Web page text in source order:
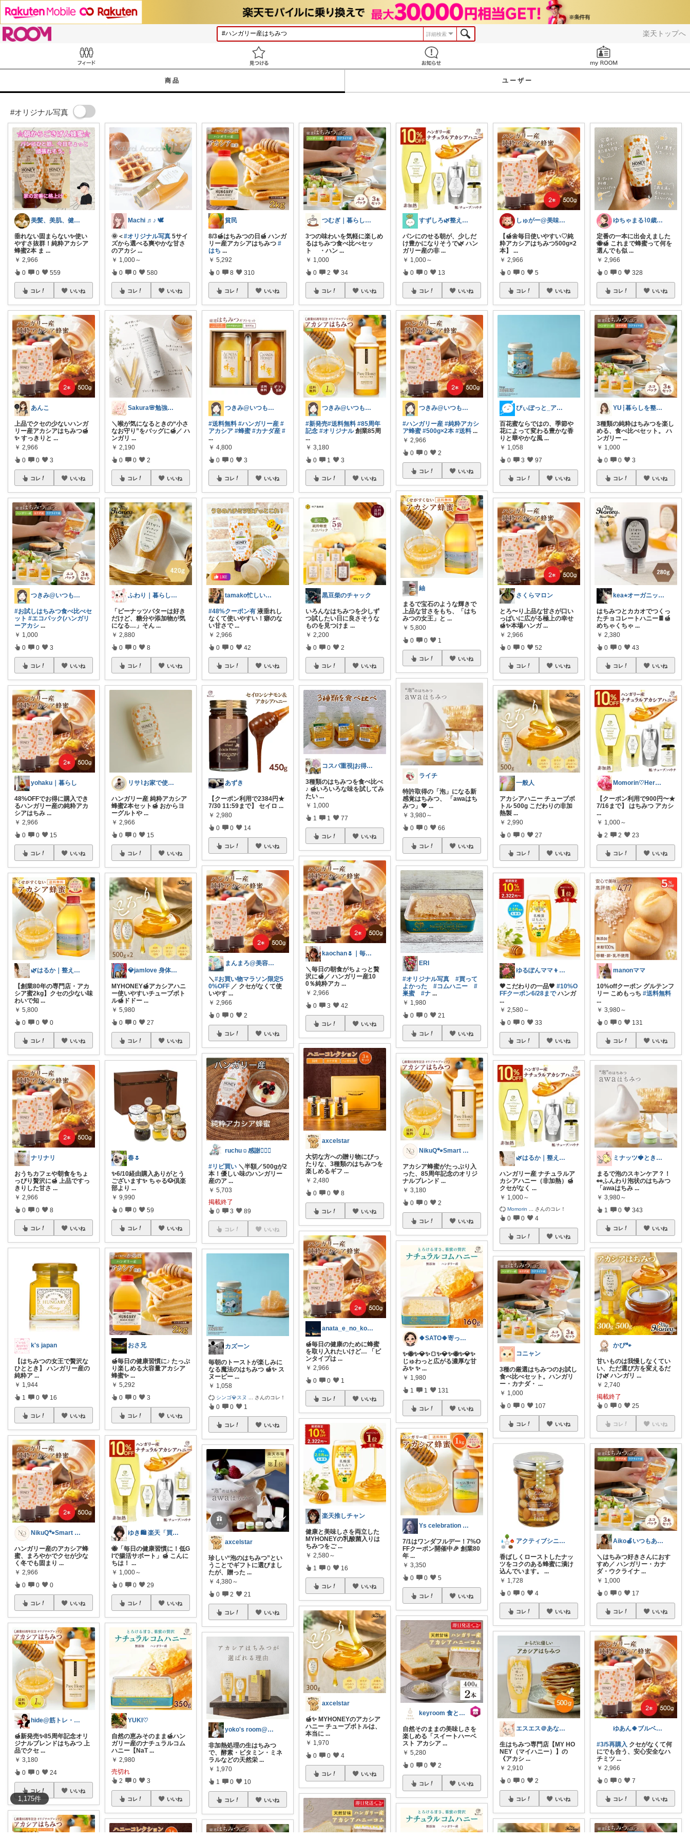
楽天トップへ
詳細検索
商品 ユーザー
#オリジナル写真
1,175件
美髪、美肌、健康商品お勧めROOM
垂れない固まらない✨使い
やすさ抜群！純粋アカシア
蜂蜜2本 ま ...
￥ 2,966
0 0 559
コレ いいね
あんこ
上品でクセの少ないハンガ
リー産アカシアはちみつ🍯
✨ すっきりと ...
￥ 2,966
0 0 3
コレ いいね
つきみ@いつもありがとうございます🙏
#お試しはちみつ食べ比べセ
ット #エコパック(ハンガリ
ーアカシ ...
￥ 1,000
0 0 3
コレ いいね
yohaku｜暮らし
48%OFFでお得に購入でき
るハンガリー産の純粋アカ
シアはちみ ...
￥ 2,966
0 0 15
コレ いいね
🌿はるか｜整える×健康習慣×予防
【創業80年の専門店・アカ
シア蜜2kg】クセの少ない味
わいで知 ...
￥ 5,800
0 0 0
コレ いいね
ナリナリ
おうちカフェや朝食をちょ
っぴり贅沢に🍯 上品ですっ
きりした甘さ ...
￥ 2,966
0 0 8
コレ いいね
k's japan
【はちみつの女王で贅沢な
ひととき】 ハンガリー産の
純粋ア ...
￥ 1,944
1 0 16
コレ いいね
NikuQ🐾Smart Choice
ハンガリー産のアカシア蜂
蜜、まろやかでクセが少な
く冬でも固まり ...
￥ 2,966
0 0 0
コレ いいね
hide@筋トレ・健康・ダイエット
🍯新発売✨85周年記念オリ
ジナルブレンドはちみつ 上
品でクセ ...
￥ 3,180
0 0 24
コレ いいね
Machi ♬♪ 🕊
🌞＜#オリジナル写真 5サイ
ズから選べる爽やかな甘さ
のアカシ ...
￥ 1,000～
0 0 580
コレ いいね
Sakura🌸勉強と暮らし愛用品
＼喉が気になるときの“小さ
なお守り”をバッグに🍯／ ハ
ンガリ ...
￥ 2,190
0 0 2
コレ いいね
ふわり｜暮らしの負担をかるくする日用品
「ピーナッツバターは好き
だけど、糖分や添加物が気
になる…」そん ...
￥ 2,880
0 0 8
コレ いいね
リサ⌇お家で使えるときめくモノ ୨୧˖*
ハンガリー産 純粋アカシア
蜂蜜2本セット🍯 おからヨ
ーグルトや ...
￥ 2,966
0 0 15
コレ いいね
💎jamlove 身体に優しく
MYHONEY🍯アカシアハニ
ー使いやすいチューブボト
ル🍯ドドー ...
￥ 5,980
0 0 27
コレ いいね
春🌷
✨6/10経由購入ありがとう
ございます✨ ちゃる🐶倶楽
部より ...
￥ 9,990
0 0 59
コレ いいね
おさ兄
🍯毎日の健康習慣に♪ たっぷ
り楽しめる大容量アカシア
蜂蜜✨...
￥ 5,292
0 0 3
コレ いいね
ゆき🛍️ 楽天「買ってよかった」を厳選
🐝「毎日の健康習慣に！低G
Iで腸活サポート」🍯 こんに
ちは！ ...
￥ 1,000～
0 0 29
コレ いいね
YUKI♡
自然の恵みそのまま🍯ハン
ガリー産のナチュラルコム
ハニー【NaT ...
￥ 2,980
売切れ
2 0 3
コレ いいね
貧民
8/3🍯はちみつの日🍯 ハンガ
リー産アカシアはちみつ#
はち ...
￥ 5,292
0 8 310
コレ いいね
つきみ@いつもありがとうございます🙏
#送料無料 #ハンガリー産 #
アカシア #蜂蜜 #カナダ産 #
...
￥ 4,800
0 0 3
コレ いいね
tamako忙しいママへの育児・生活雑貨
#48%クーポン有 液垂れし
なくて使いやすい！癖のな
い甘さで ...
￥ 2,966
0 0 42
コレ いいね
あずき
【クーポン利用で2384円★
7/30 11:59まで】 セイロ ...
￥ 2,980
0 0 14
コレ いいね
まんまろ@美容と健康をサポート
＼#お買い物マラソン限定5
0%OFF ／ クセがなくて使
いやす ...
￥ 2,966
0 0 2
コレ いいね
ruchu☺︎感謝🙇🏻‍♀️
#リピ買い ＼半額／500gが2
本！優しい味のハンガリー
産のア ...
￥ 5,703
掲載終了
0 3 89
コレ いいね
カズーン
毎朝のトーストが楽しみに
なる魔法のはちみつ 🍯✨ ス
ヌーピー ...
￥ 1,058
シンゴ💎スヌ さんのコレ！
0 0 1
コレ いいね
axcelstar
珍しい“泡のはちみつ”とい
うことでギフトに選びまし
たが、贈った ...
￥ 4,380～
0 2 21
コレ いいね
yoko's room@y5__tji
非加熱処理の生はちみつ
で、酵素・ビタミン・ミネ
ラルなどの天然栄 ...
￥ 1,970
1 0 10
コレ いいね
つむぎ｜暮らしを少し豊かに
3つの味わいを気軽に楽しめ
るはちみつ食べ比べセッ
ト ・ハン ...
￥ 1,000
0 2 34
コレ いいね
つきみ@いつもありがとうございます🙏
#新発売#送料無料 #85周年
記念 #オリジナル創業85周
...
￥ 3,180
0 1 3
コレ いいね
黒豆柴のチャック
いろんなはちみつを少しず
つ試したい日に良さそうな
ものを見つけま ...
￥ 2,200
0 0 2
コレ いいね
コスパ重視|お得ROOM🐷
3種類のはちみつを食べ比べ
♪ 🍯いろいろな味を試してみ
たい...
￥ 1,000
1 1 77
コレ いいね
kaochan🌷｜毎日を心地よく
＼毎日の朝食がちょっと贅
沢に🍯／ ハンガリー産10
0％純粋アカ ...
￥ 2,966
0 3 42
コレ いいね
axcelstar
大切な方への贈り物にぴっ
たりな、3種類のはちみつを
楽しめるギフ ...
￥ 2,480
0 0 8
コレ いいね
anata_e_no_kotoba
🍯毎日の健康のために蜂蜜
を取り入れたいけど… 「ビ
ンタイプは ...
￥ 2,966
0 0 1
コレ いいね
楽天推しチャン
健康と美味しさを両立した
MYHONEYの乳酸菌入りは
ちみつをご ...
￥ 2,580～
1 0 16
コレ いいね
axcelstar
🍯✨ MYHONEYのアカシア
ハニー チューブボトルは、
本当に ...
￥ 1,970
0 0 4
コレ いいね
すずしろ🌿整えながら、ゆるく暮らす
パンにのせる朝が、少しだ
け豊かになりそうで🌿 ハン
ガリー産の非 ...
￥ 1,000～
0 0 13
コレ いいね
つきみ@いつもありがとうございます🙏
#ハンガリー産 #純粋アカシ
ア蜂蜜 #500g×2本 #送料 ...
￥ 2,966
0 0 2
コレ いいね
紬
まるで宝石のような輝きで
上品な甘さをもち、「はち
みつの女王」と ...
￥ 5,800
0 0 1
コレ いいね
ライチ
特許取得の「泡」になる新
感覚はちみつ、 「awaはち
みつ」💖...
￥ 3,980～
0 0 66
コレ いいね
ERI
#オリジナル写真
#買って
よかった
#コムハニー
#
巣蜜
#ナ ...
￥ 1,980
0 0 21
コレ いいね
NikuQ🐾Smart Choice
アカシア蜂蜜がたっぷり入
った、85周年記念のオリジ
ナルブレンド ...
￥ 3,180
0 0 2
コレ いいね
🍀SATO🍀寄って、見てらっしゃい！
​✨🐝✨💎✨🍞✨💎✨🐝✨💎✨
じゅわっと広がる濃厚な甘
み✨ ✨ ...
￥ 1,980
1 1 131
コレ いいね
Ys celebration day
7/1はワンダフルデー！7%O
FFクーポン開催中🎉 創業80
年 ...
￥ 3,350
0 0 5
コレ いいね
keyroom 食と暮らしのパントリー
自然そのままの美味しさを
楽しめる「スイートハーベ
スト アカシア ...
￥ 5,280
0 0 2
コレ いいね
しゅがー@美味しいスイーツや雑貨紹介
【🍯🌼毎日使いやすい♡純
粋アカシアはちみつ500g×2
本】...
￥ 2,966
0 0 5
コレ いいね
ぴぃぽっと_アイコン画像変えました⭐️
百花蜜ならではの、季節や
花によって変わる豊かな香
りと華やかな風 ...
￥ 1,058
0 3 97
コレ いいね
さくらマロン
とろ〜り上品な甘さが口い
っぱいに広がる極上の幸せ
🍯✨本場ハンガ ...
￥ 2,966
0 0 52
コレ いいね
一般人
アカシアハニー チューブボ
トル 500g こだわりの非加
熱製 ...
￥ 2,990
0 0 27
コレ いいね
ゆるぽんママ👦👧🐶🌹
🖤こだわりの一品🖤#10%O
FFクーポン6/28までハンガ
...
￥ 2,580～
0 0 33
コレ いいね
🌿はるか｜整える×健康習慣×予防
ハンガリー産 ナチュラルア
カシアハニー（非加熱）🍯
クセがなく ...
￥ 1,000～
Momorin さんのコレ！
0 0 4
コレ いいね
コニャン
3種の厳選はちみつのお試し
食べ比べセット。ハンガリ
ー・カナダ・ ...
￥ 1,000
0 0 107
コレ いいね
アクティブシニア生活☯️sheng
香ばしくローストしたナッ
ツをコクのある蜂蜜に漬け
込んでいます。
...
￥ 1,728
0 0 4
コレ いいね
エスエス＠あなた様に幸あれ
生はちみつ専門店【MY HO
NEY（マイハニー）】の
《アカシ ...
￥ 2,910
0 0 2
コレ いいね
ゆちゃまる⌇ 0歳ベビーとママ楽グッズ
定番の一本に出会えました
🐝🍯 これまで蜂蜜って何を
選んでも似 ...
￥ 2,966
0 0 328
コレ いいね
YU┆暮らしを整えるもの
3種類の純粋はちみつを楽し
める、食べ比べセット。 ハ
ンガリー ...
￥ 1,000
0 0 3
コレ いいね
kea⭐︎オーガニックアイテム
はちみつとカカオでつくっ
たチョコレートハニー🍫🍯
めちゃくちゃ ...
￥ 2,380
0 0 43
コレ いいね
Momorin♡Herb Blender
【クーポン利用で900円〜★
7/16まで】 はちみつ アカシ
...
￥ 1,000～
2 2 23
コレ いいね
manonママ
10%offクーポン グルテンフ
リー こめもっち#送料無料
...
￥ 3,980～
0 0 131
コレ いいね
ミナッツ🍓ときめきL!FE💎
まるで泡のスキンケア？！
👀ふんわり泡状のはちみつ
「awaはちみ ...
￥ 3,980～
1 0 343
コレ いいね
かぴ🐾
甘いものは我慢しなくてい
い、ただ選び方を変えるだ
け🌿 ハンガリ ...
￥ 2,740
掲載終了
0 0 25
コレ いいね
Aiko🍎いつもありがとうございます
＼はちみつ好きさんにおす
すめ／ ハンガリー・カナ
ダ・ウクライナ ...
￥ 1,000
0 0 17
コレ いいね
ゆあん🍀ブルベ夏🩵骨格ナチュラル
#3/5再購入 クセがなくて何
にでも合う、安心安全なハ
チミツ ...
￥ 2,966
0 0 7
コレ いいね